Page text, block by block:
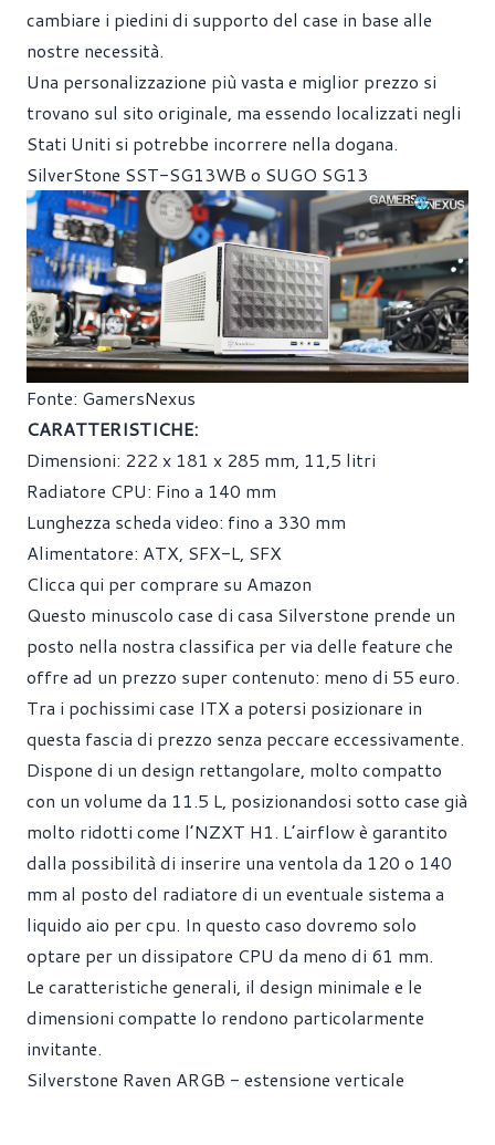
cambiare i piedini di supporto del case in base alle
nostre necessità.
Una personalizzazione più vasta e miglior prezzo si
trovano sul sito originale, ma essendo localizzati negli
Stati Uniti si potrebbe incorrere nella dogana.
SilverStone SST-SG13WB o SUGO SG13
Fonte: GamersNexus
CARATTERISTICHE:
Dimensioni: 222 x 181 x 285 mm, 11,5 litri
Radiatore CPU: Fino a 140 mm
Lunghezza scheda video: fino a 330 mm
Alimentatore: ATX, SFX-L, SFX
Clicca qui per comprare su Amazon
Questo minuscolo case di casa Silverstone prende un
posto nella nostra classifica per via delle feature che
offre ad un prezzo super contenuto: meno di 55 euro.
Tra i pochissimi case ITX a potersi posizionare in
questa fascia di prezzo senza peccare eccessivamente.
Dispone di un design rettangolare, molto compatto
con un volume da 11.5 L, posizionandosi sotto case già
molto ridotti come l’NZXT H1. L’airflow è garantito
dalla possibilità di inserire una ventola da 120 o 140
mm al posto del radiatore di un eventuale sistema a
liquido aio per cpu. In questo caso dovremo solo
optare per un dissipatore CPU da meno di 61 mm.
Le caratteristiche generali, il design minimale e le
dimensioni compatte lo rendono particolarmente
invitante.
Silverstone Raven ARGB - estensione verticale